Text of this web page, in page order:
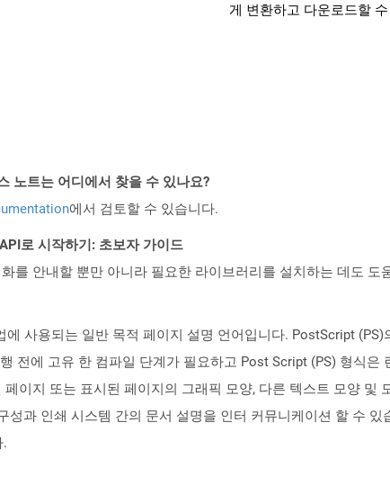
게 변환하고 다운로드할
노트는 어디에서 찾을 수 있나요?
에서 검토할 수 있습니다.
로 시작하기: 초보자 가이드
를 안내할 뿐만 아니라 필요한 라이브러리를 설치하는 데도 도
사용되는 일반 목적 페이지 설명 언어입니다. PostScript
전에 고유 한 컴파일 단계가 필요하고 Post Script (PS) 형식은
이지 또는 표시된 페이지의 그래픽 모양, 다른 텍스트 모양 및
성과 인쇄 시스템 간의 문서 설명을 인터 커뮤니케이션 할 수
.